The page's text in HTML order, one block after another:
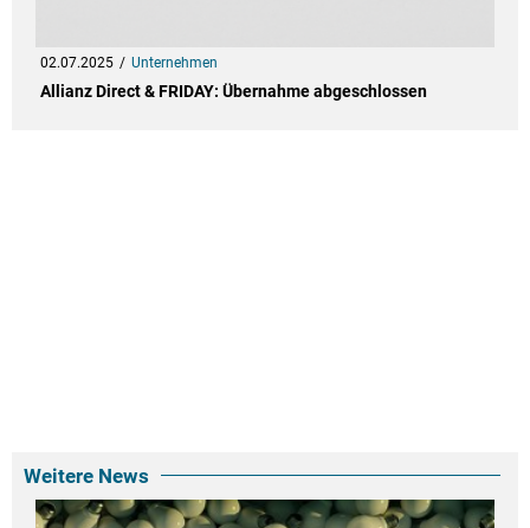
02.07.2025 Unternehmen
Allianz Direct & FRIDAY: Übernahme abgeschlossen
Weitere News